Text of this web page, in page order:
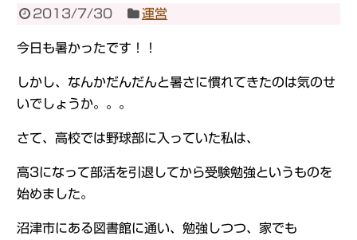
2013/7/30 運営
今日も暑かったです！！
しかし、なんかだんだんと暑さに慣れてきたのは気のせ
いでしょうか。。。
さて、高校では野球部に入っていた私は、
高3になって部活を引退してから受験勉強というものを
始めました。
沼津市にある図書館に通い、勉強しつつ、家でも